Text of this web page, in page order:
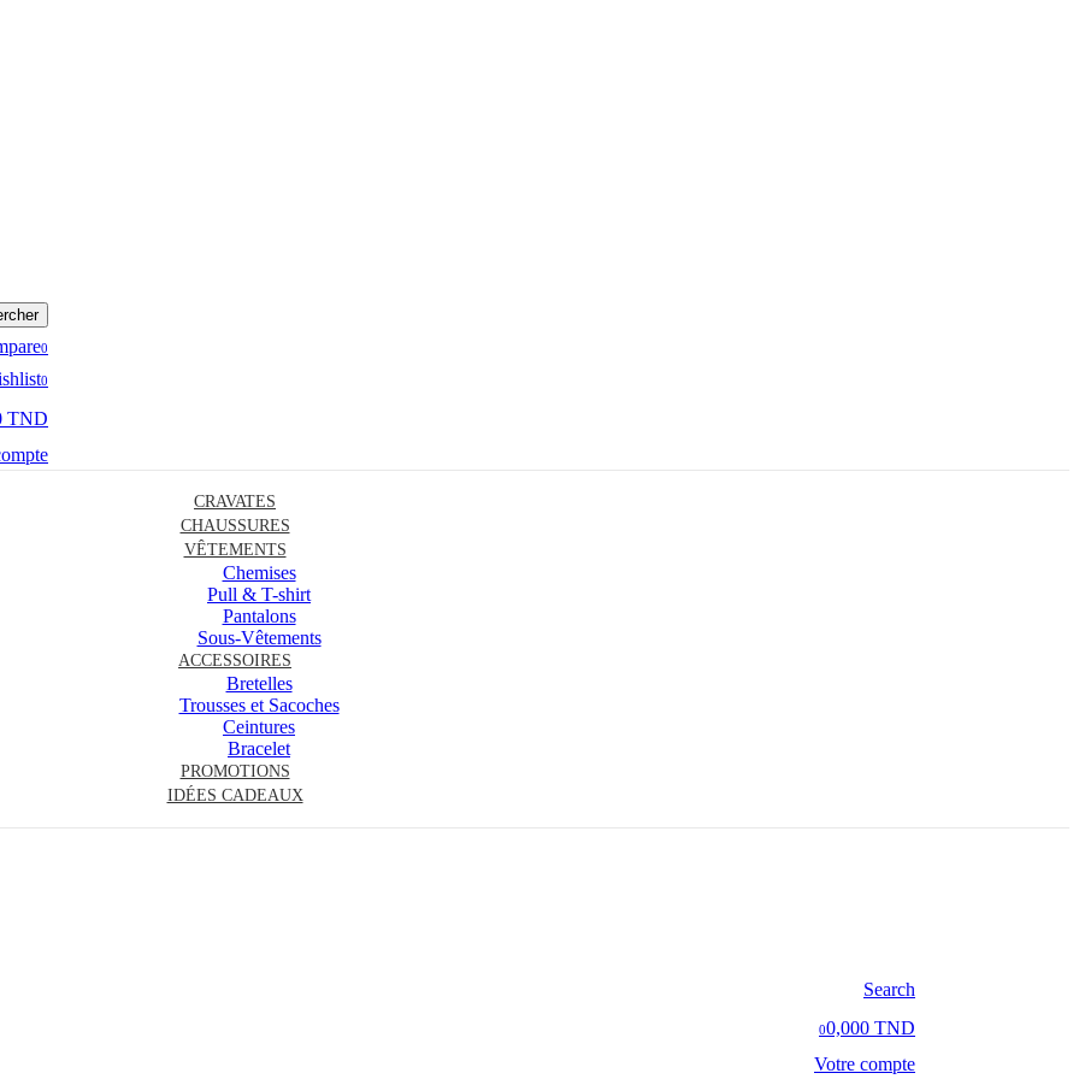
0
0
TND
CRAVATES
CHAUSSURES
VÊTEMENTS
Chemises
Pull & T-shirt
Pantalons
Sous-Vêtements
ACCESSOIRES
Bretelles
Trousses et Sacoches
Ceintures
Bracelet
PROMOTIONS
IDÉES CADEAUX
Search
00,000 TND
Votre compte